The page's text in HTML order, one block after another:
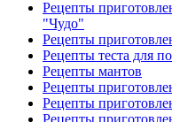
Рецепты
"Чудо"
Рецепты
Рецепты теста для
Рецепты мантов
Рецепты
Рецепты
Рецепты